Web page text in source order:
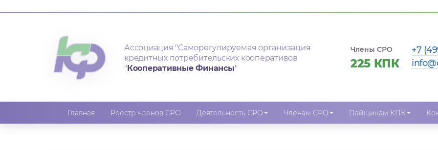
Ассоциация "Саморегулируемая организация
кредитных потребительских кооперативов
"Кооперативные Финансы"
Члены СРО
225 КПК
+7
Главная Реестр членов СРО Деятельность СРО Членам СРО Пайщикам КПК